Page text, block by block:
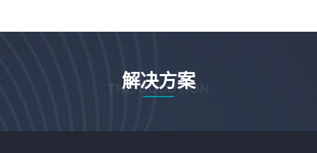
解决方案
THE SOLUTION